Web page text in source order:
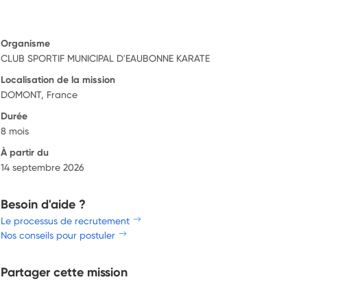
Organisme
CLUB SPORTIF MUNICIPAL D'EAUBONNE KARATE
Localisation de la mission
DOMONT, France
Durée
8 mois
À partir du
14 septembre 2026
Besoin d'aide ?
Le processus de recrutement
Nos conseils pour postuler
Partager cette mission